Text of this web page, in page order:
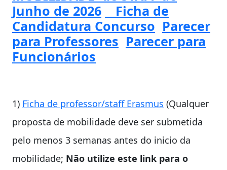
Junho de 2026
Ficha de
Candidatura Concurso Parecer
para Professores Parecer para
Funcionários
1) Ficha de professor/staff Erasmus (Qualquer
proposta de mobilidade deve ser submetida
pelo menos 3 semanas antes do inicio da
mobilidade; Não utilize este link para o